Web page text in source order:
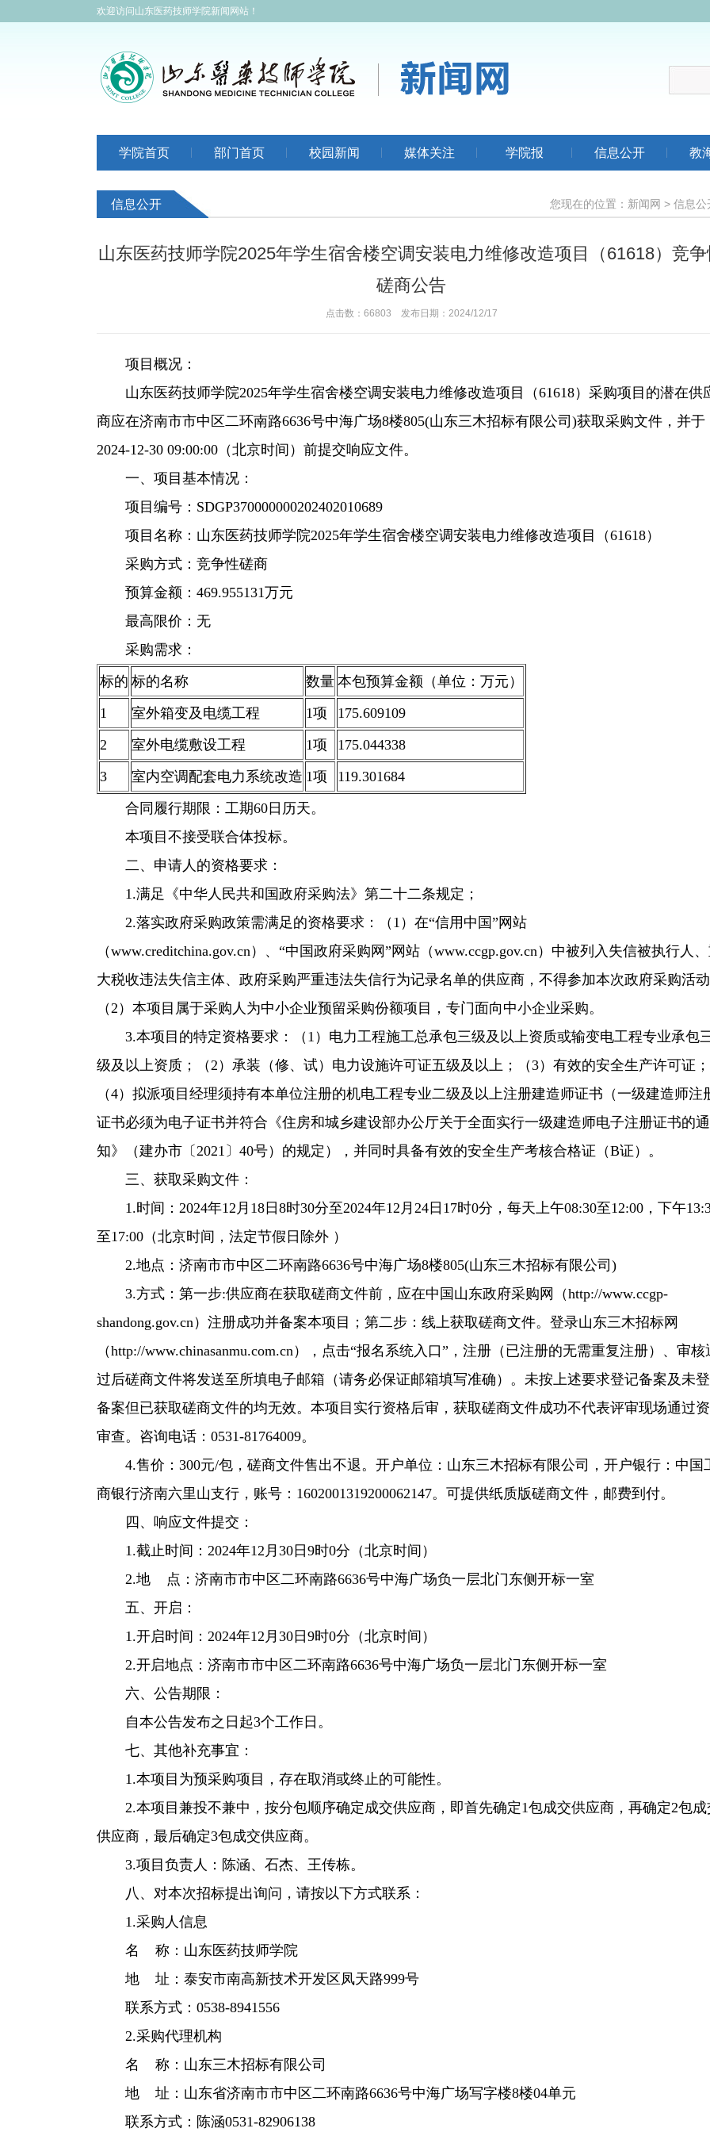
欢迎访问山东医药技师学院新闻网站！
学院首页 部门首页 校园新闻 媒体关注 学院报 信息公开 教
信息公开 您现在的位置： 新闻网 > 信息公
山东医药技师学院2025年学生宿舍楼空调安装电力维修改造项目（61618）竞
磋商公告
点击数：66803 发布日期：2024/12/17
项目概况：
山东医药技师学院2025年学生宿舍楼空调安装电力维修改造项目（61618）采购项目的潜在供
商应在济南市市中区二环南路6636号中海广场8楼805(山东三木招标有限公司)获取采购文件，并于
2024-12-30 09:00:00（北京时间）前提交响应文件。
一、项目基本情况：
项目编号：SDGP370000000202402010689
项目名称：山东医药技师学院2025年学生宿舍楼空调安装电力维修改造项目（61618）
采购方式：竞争性磋商
预算金额：469.955131万元
最高限价：无
采购需求：
标的 标的名称 数量 本包预算金额（单位：万元）
1
室外箱变及电缆工程 1项
175.609109
2
室外电缆敷设工程 1项
175.044338
3
室内空调配套电力系统改造 1项
119.301684
合同履行期限：工期60日历天。
本项目不接受联合体投标。
二、申请人的资格要求：
1.满足《中华人民共和国政府采购法》第二十二条规定；
2.落实政府采购政策需满足的资格要求：（1）在“信用中国”网站
（www.creditchina.gov.cn）、“中国政府采购网”网站（www.ccgp.gov.cn）中被列入失信被执行人
大税收违法失信主体、政府采购严重违法失信行为记录名单的供应商，不得参加本次政府采购活
（2）本项目属于采购人为中小企业预留采购份额项目，专门面向中小企业采购。
3.本项目的特定资格要求：（1）电力工程施工总承包三级及以上资质或输变电工程专业承包
级及以上资质；（2）承装（修、试）电力设施许可证五级及以上；（3）有效的安全生产许可证；
（4）拟派项目经理须持有本单位注册的机电工程专业二级及以上注册建造师证书（一级建造师注
证书必须为电子证书并符合《住房和城乡建设部办公厅关于全面实行一级建造师电子注册证书的通
知》（建办市〔2021〕40号）的规定），并同时具备有效的安全生产考核合格证（B证）。
三、获取采购文件：
1.时间：2024年12月18日8时30分至2024年12月24日17时0分，每天上午08:30至12:00，下午
至17:00（北京时间，法定节假日除外 ）
2.地点：济南市市中区二环南路6636号中海广场8楼805(山东三木招标有限公司)
3.方式：第一步:供应商在获取磋商文件前，应在中国山东政府采购网（http://www.ccgp-
shandong.gov.cn）注册成功并备案本项目；第二步：线上获取磋商文件。登录山东三木招标网
（http://www.chinasanmu.com.cn），点击“报名系统入口”，注册（已注册的无需重复注册）、审核
过后磋商文件将发送至所填电子邮箱（请务必保证邮箱填写准确）。未按上述要求登记备案及未
备案但已获取磋商文件的均无效。本项目实行资格后审，获取磋商文件成功不代表评审现场通过
审查。咨询电话：0531-81764009。
4.售价：300元/包，磋商文件售出不退。开户单位：山东三木招标有限公司，开户银行：中国
商银行济南六里山支行，账号：1602001319200062147。可提供纸质版磋商文件，邮费到付。
四、响应文件提交：
1.截止时间：2024年12月30日9时0分（北京时间）
2.地 点：济南市市中区二环南路6636号中海广场负一层北门东侧开标一室
五、开启：
1.开启时间：2024年12月30日9时0分（北京时间）
2.开启地点：济南市市中区二环南路6636号中海广场负一层北门东侧开标一室
六、公告期限：
自本公告发布之日起3个工作日。
七、其他补充事宜：
1.本项目为预采购项目，存在取消或终止的可能性。
2.本项目兼投不兼中，按分包顺序确定成交供应商，即首先确定1包成交供应商，再确定2包成
供应商，最后确定3包成交供应商。
3.项目负责人：陈涵、石杰、王传栋。
八、对本次招标提出询问，请按以下方式联系：
1.采购人信息
名 称：山东医药技师学院
地 址：泰安市南高新技术开发区凤天路999号
联系方式：0538-8941556
2.采购代理机构
名 称：山东三木招标有限公司
地 址：山东省济南市市中区二环南路6636号中海广场写字楼8楼04单元
联系方式：陈涵0531-82906138